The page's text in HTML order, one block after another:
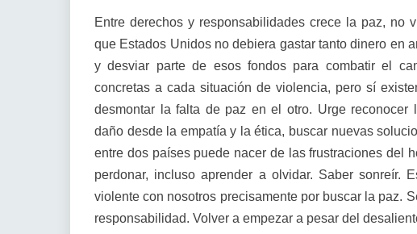
Entre derechos y responsabilidades crece la paz, no
que Estados Unidos no debiera gastar tanto dinero en
y desviar parte de esos fondos para combatir el
concretas a cada situación de violencia, pero sí
desmontar la falta de paz en el otro. Urge reconocer
daño desde la empatía y la ética, buscar nuevas
entre dos países puede nacer de las frustraciones del
perdonar, incluso aprender a olvidar. Saber sonreír.
violente con nosotros precisamente por buscar la paz.
responsabilidad. Volver a empezar a pesar del